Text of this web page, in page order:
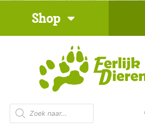
inhoud
Shop
Producten
zoeken